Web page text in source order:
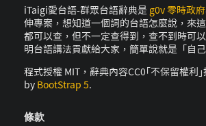
iTaigi愛台語-群眾台語辭典是 g0v 零時政府
伸專案，想知道一個詞的台語怎麼說，來
都可以查，但不一定查得到，查不到時可
明台語講法貢獻給大家，簡單說就是「自
程式授權 MIT，辭典內容CC0｢不保留權利
by BootStrap 5.
條款